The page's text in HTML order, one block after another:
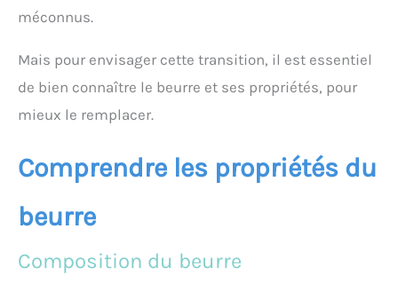
méconnus.
Mais pour envisager cette transition, il est essentiel
de bien connaître le beurre et ses propriétés, pour
mieux le remplacer.
Comprendre les propriétés du
beurre
Composition du beurre